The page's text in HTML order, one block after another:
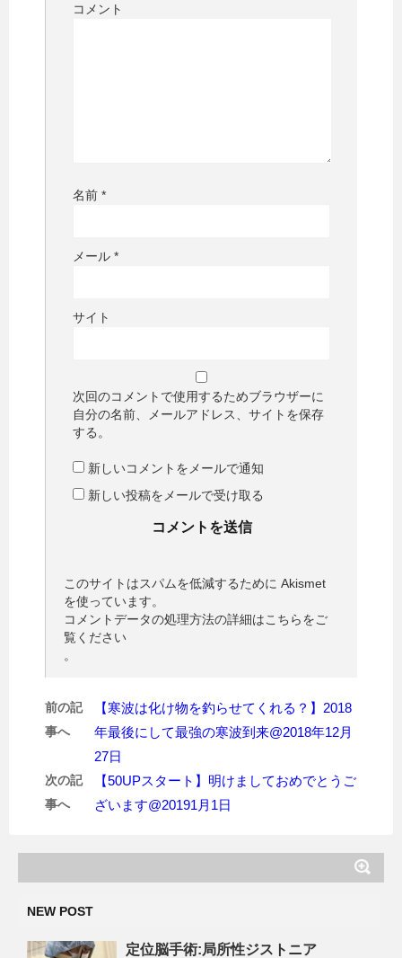
コメント
名前 *
メール *
サイト
次回のコメントで使用するためブラウザーに
自分の名前、メールアドレス、サイトを保存
する。
新しいコメントをメールで通知
新しい投稿をメールで受け取る
このサイトはスパムを低減するために Akismet
を使っています。
コメントデータの処理方法の詳細はこちらをご
覧ください
。
前の記
事へ
【寒波は化け物を釣らせてくれる？】2018
年最後にして最強の寒波到来@2018年12月
27日
次の記
事へ
【50UPスタート】明けましておめでとうご
ざいます@20191月1日
NEW POST
定位脳手術:局所性ジストニア